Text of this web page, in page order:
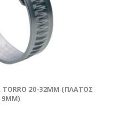
20-32MM (ΠΛΑΤΟΣ
9MM)